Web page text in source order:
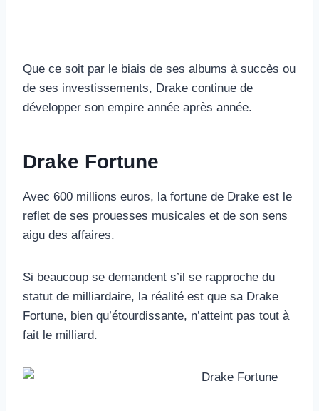
Que ce soit par le biais de ses albums à succès ou
de ses investissements, Drake continue de
développer son empire année après année.
Drake Fortune
Avec 600 millions euros, la fortune de Drake est le
reflet de ses prouesses musicales et de son sens
aigu des affaires.
Si beaucoup se demandent s’il se rapproche du
statut de milliardaire, la réalité est que sa Drake
Fortune, bien qu’étourdissante, n’atteint pas tout à
fait le milliard.